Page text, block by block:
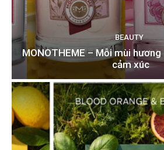
BEAUTY
MONOTHEME – Mỗi mùi
cảm xúc